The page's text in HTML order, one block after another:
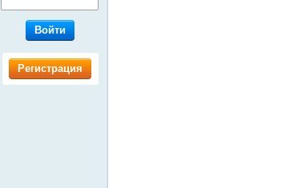
Войти
Регистрация